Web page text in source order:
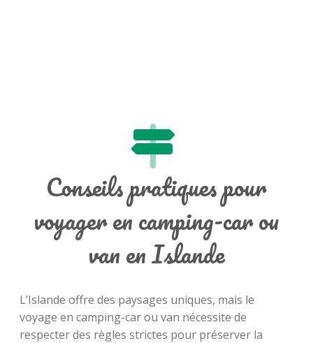
Conseils pratiques pour
voyager en camping-car ou
van en Islande
L’Islande offre des paysages uniques, mais le
voyage en camping-car ou van nécessite de
respecter des règles strictes pour préserver la